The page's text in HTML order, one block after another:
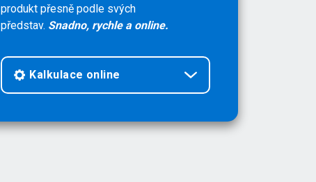
produkt přesně podle svých
představ. Snadno, rychle a online.
Kalkulace online